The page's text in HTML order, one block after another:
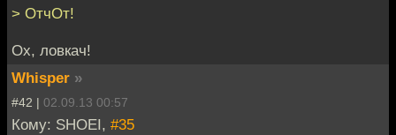
> ОтчОт!
Ох, ловкач!
Whisper »
#42 | 02.09.13 00:57
Кому: SHOEI, #35